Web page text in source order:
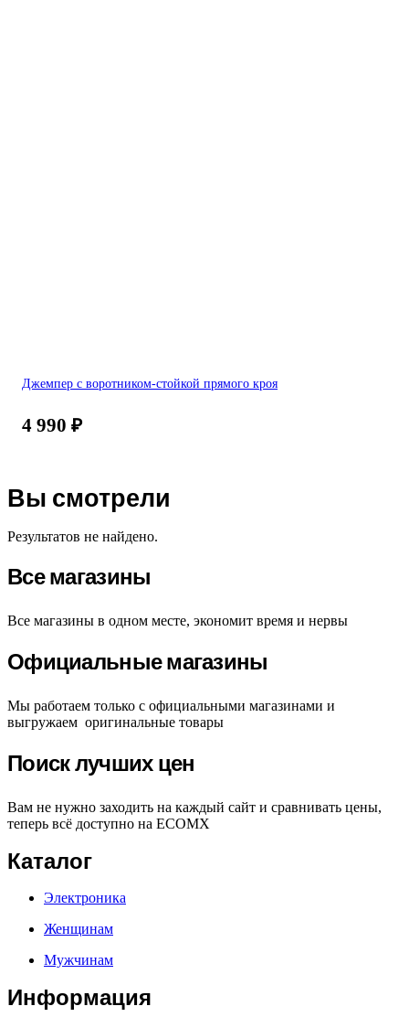
Джемпер с воротником-стойкой прямого кроя
4 990 ₽
Вы смотрели
Результатов не найдено.
Все магазины
Все магазины в одном месте, экономит время и нервы
Официальные магазины
Мы работаем только с официальными магазинами и
выгружаем оригинальные товары
Поиск лучших цен
Вам не нужно заходить на каждый сайт и сравнивать цены,
теперь всё доступно на ECOMX
Каталог
Электроника
Женщинам
Мужчинам
Информация